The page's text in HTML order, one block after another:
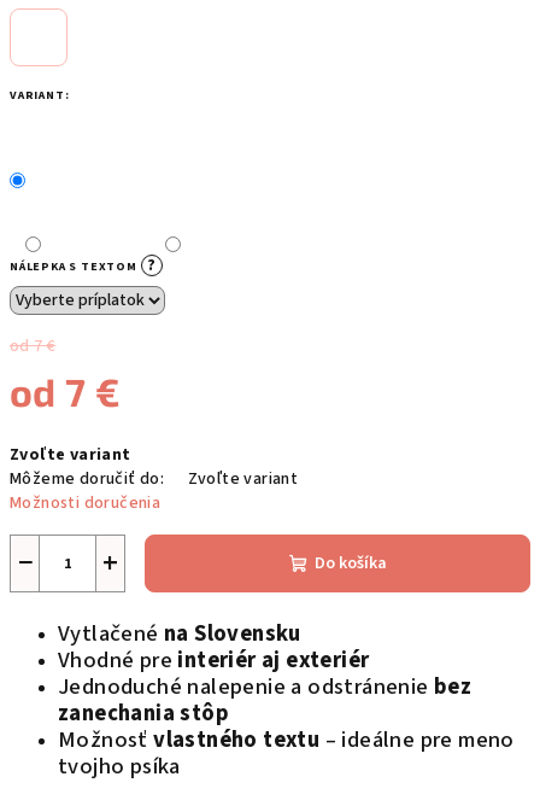
VARIANT:
NÁLEPKA S TEXTOM ?
od 7 €
od 7 €
cena:
Zvoľte variant
Môžeme doručiť do:
Zvoľte variant
Možnosti doručenia
+
− Do košíka
Vytlačené na Slovensku
Vhodné pre interiér aj exteriér
Jednoduché nalepenie a odstránenie bez
zanechania stôp
Možnosťvlastného textu – ideálne pre meno
tvojho psíka